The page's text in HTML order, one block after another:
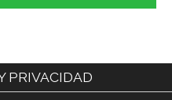
PRIVACIDAD